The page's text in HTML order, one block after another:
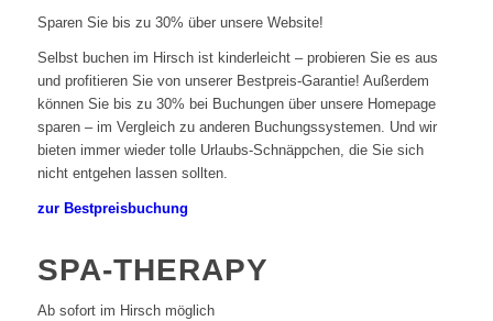
Sparen Sie bis zu 30% über unsere Website!
Selbst buchen im Hirsch ist kinderleicht – probieren Sie es aus
und profitieren Sie von unserer Bestpreis-Garantie! Außerdem
können Sie bis zu 30% bei Buchungen über unsere Homepage
sparen – im Vergleich zu anderen Buchungssystemen. Und wir
bieten immer wieder tolle Urlaubs-Schnäppchen, die Sie sich
nicht entgehen lassen sollten.
zur Bestpreisbuchung
SPA-THERAPY
Ab sofort im Hirsch möglich